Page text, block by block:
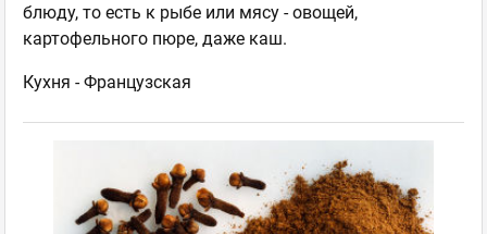
блюду, то есть к рыбе или мясу - овощей,
картофельного пюре, даже каш.
Кухня -Французская